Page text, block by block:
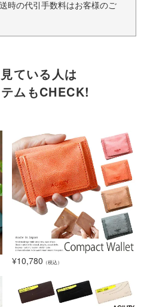
時の代引手数料はお客様のご
ている人は
ムもCHECK!
¥10,780 （税込）